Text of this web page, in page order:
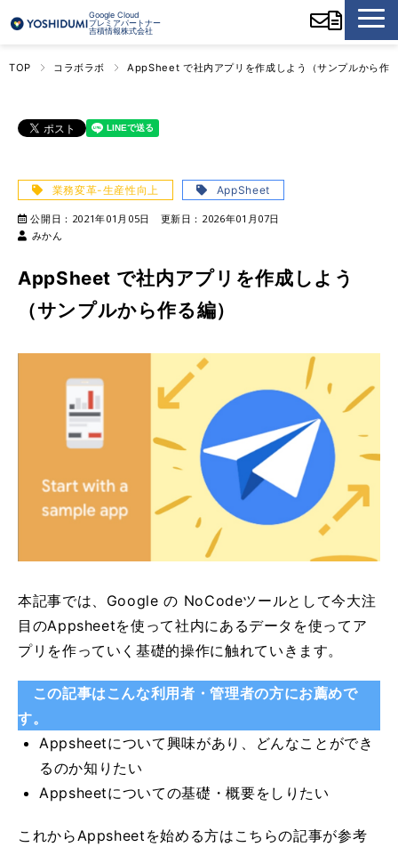
Google Cloud
プレミアパートナー
吉積情報株式会社
TOP コラボラボ AppSheet で社内アプリを作成しよう（サンプルから作
業務変革-生産性向上 AppSheet
公開日： 2021年01月05日 更新日： 2026年01月07日
みかん
AppSheet で社内アプリを作成しよう
（サンプルから作る編）
本記事では、Google の NoCodeツールとして今大注
目のAppsheetを使って社内にあるデータを使ってア
プリを作っていく基礎的操作に触れていきます。
この記事はこんな利用者・管理者の方にお薦めで
す。
Appsheetについて興味があり、どんなことができ
るのか知りたい
Appsheetについての基礎・概要をしりたい
これからAppsheetを始める方はこちらの記事が参考